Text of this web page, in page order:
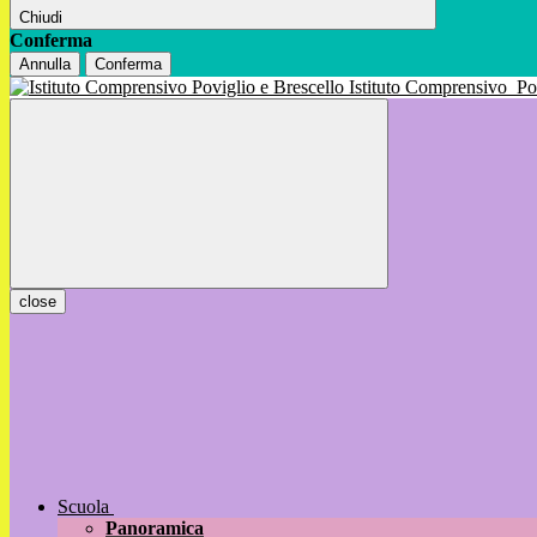
Chiudi
Conferma
Annulla Conferma
Istituto Comprensivo
close
Scuola
Panoramica